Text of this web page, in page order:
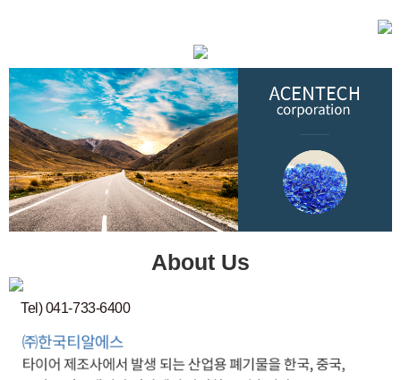
About Us
Tel) 041-733-6400